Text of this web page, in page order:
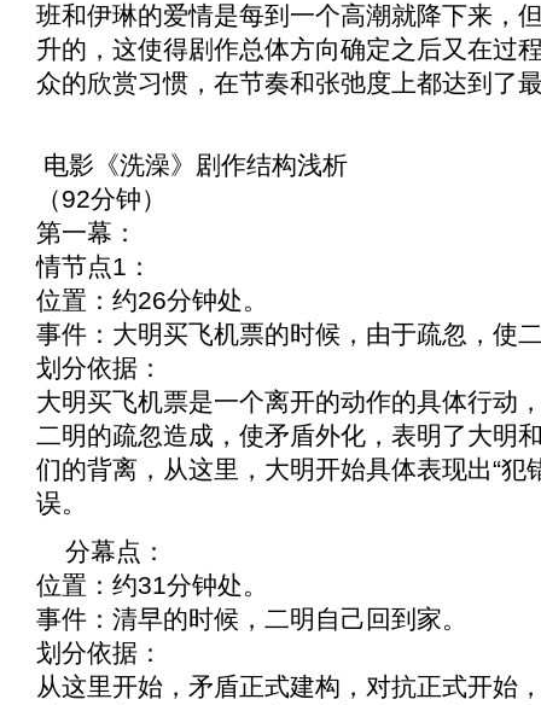
班和伊琳的爱情是每到一个高潮就降下来，
升的，这使得剧作总体方向确定之后又在过
众的欣赏习惯，在节奏和张弛度上都达到了
电影《洗澡》剧作结构浅析
（92分钟）
第一幕：
情节点1：
位置：约26分钟处。
事件：大明买飞机票的时候，由于疏忽，使
划分依据：
大明买飞机票是一个离开的动作的具体行动
二明的疏忽造成，使矛盾外化，表明了大明
们的背离，从这里，大明开始具体表现出“犯
误。
分幕点：
位置：约31分钟处。
事件：清早的时候，二明自己回到家。
划分依据：
从这里开始，矛盾正式建构，对抗正式开始